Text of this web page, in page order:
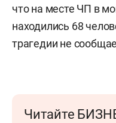
что на месте ЧП в
находились 68
трагедии не
Читайте